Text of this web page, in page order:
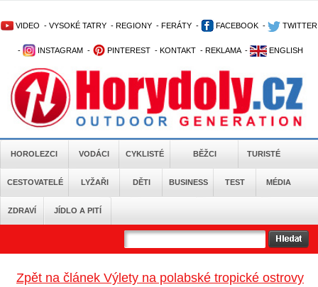
VIDEO - VYSOKÉ TATRY - REGIONY - FERÁTY - FACEBOOK - TWITTER
- INSTAGRAM - PINTEREST - KONTAKT - REKLAMA - ENGLISH
HOROLEZCI VODÁCI CYKLISTÉ BĚŽCI TURISTÉ
CESTOVATELÉ LYŽAŘI DĚTI BUSINESS TEST MÉDIA
ZDRAVÍ JÍDLO A PITÍ
Zpět na článek Výlety na polabské tropické ostrovy